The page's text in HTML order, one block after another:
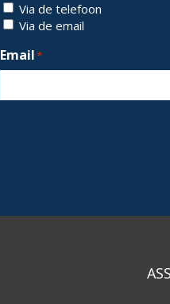
Via de telefoon
Via de email
Email*